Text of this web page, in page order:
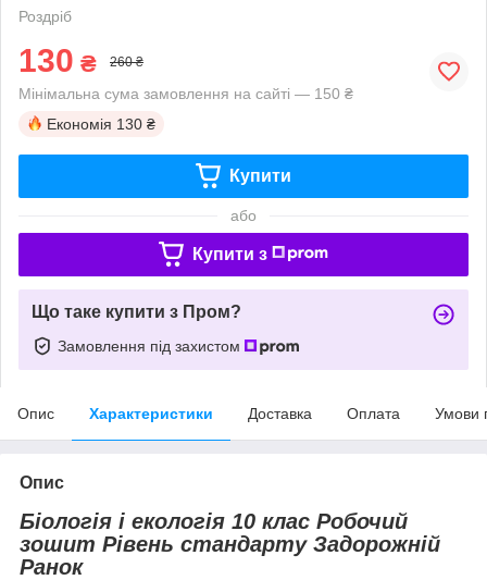
Роздріб
130 ₴ 260 ₴
Мінімальна сума замовлення на сайті — 150 ₴
Економія 130 ₴
Купити
або
Купити з
Що таке купити з Пром?
Замовлення під захистом
Опис Характеристики Доставка Оплата Умови
Опис
Біологія і екологія 10 клас Робочий
зошит Рівень стандарту Задорожній
Ранок